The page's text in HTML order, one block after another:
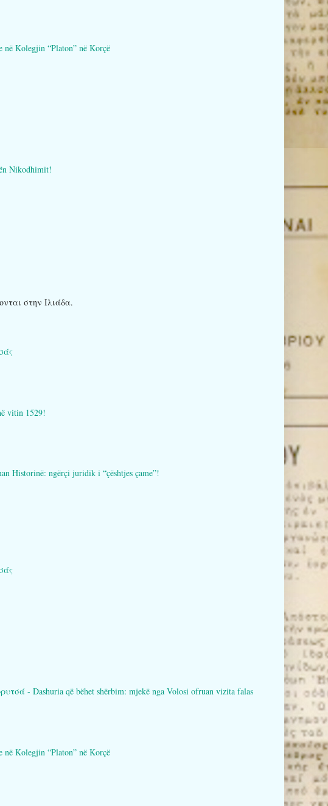
Kolegjin “Platon” në Korçë
Nikodhimit!
στην Ιλιάδα.
vitin 1529!
Historinë: ngërçi juridik i “çështjes çame”!
- Dashuria që bëhet shërbim: mjekë nga Volosi ofruan vizita falas
Kolegjin “Platon” në Korçë